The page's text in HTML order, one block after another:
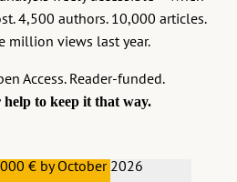
aus dem Beamtenrecht auch
zu erstrecken.
Vermögensrisiken verbunden.
der Bundesregierung
sie sich, mit ihrem Handeln
außer Acht zu lassen,
4,500 authors. 10,000 articles.
million views last year.
Access. Reader-funded.
help to keep it that way.
€ by October 2026